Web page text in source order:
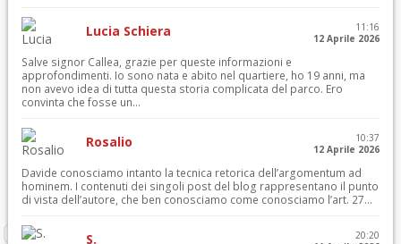
Lucia Schiera
11:16
12 Aprile 2026
Salve signor Callea, grazie per queste informazioni e
approfondimenti. Io sono nata e abito nel quartiere, ho 19 anni, ma
non avevo idea di tutta questa storia complicata del parco. Ero
convinta che fosse un...
Rosalio
10:37
12 Aprile 2026
Davide conosciamo intanto la tecnica retorica dell’argomentum ad
hominem. I contenuti dei singoli post del blog rappresentano il punto
di vista dell’autore, che ben conosciamo come conosciamo l’art. 27...
S.
20:20